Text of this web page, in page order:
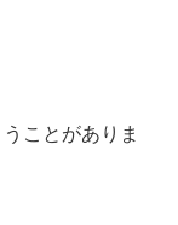
ことがありま